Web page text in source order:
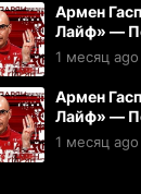
Армен
Лайф» —
10.07.2026
1 месяц ago
Армен
Лайф» —
08.07.2026
1 месяц ago